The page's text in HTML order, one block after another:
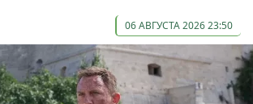
06 АВГУСТА 2026 23:50